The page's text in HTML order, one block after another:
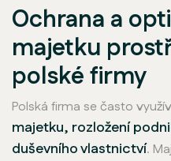
Ochrana a
majetku
polské firmy
Polská firma se často
majetku, rozložení
duševního vlastnictví.